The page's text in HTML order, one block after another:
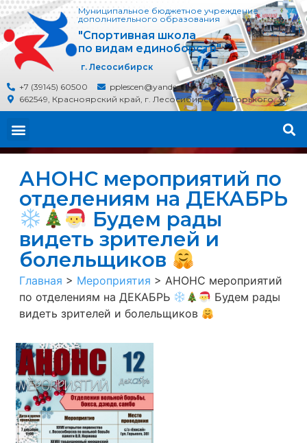
Муниципальное бюджетное учреждение
дополнительного образования
"Спортивная школа
по видам единоборств"
г. Лесосибирск
+7 (39145) 60500
pplescen@yandex.ru
662549, Красноярский край, г. Лесосибирск, ул. Горького, 30
АНОНС мероприятий по
отделениям на ДЕКАБРЬ
Будем рады
видеть зрителей и
болельщиков
Главная > Мероприятия > АНОНС мероприятий
по отделениям на ДЕКАБРЬ
Будем рады
видеть зрителей и болельщиков